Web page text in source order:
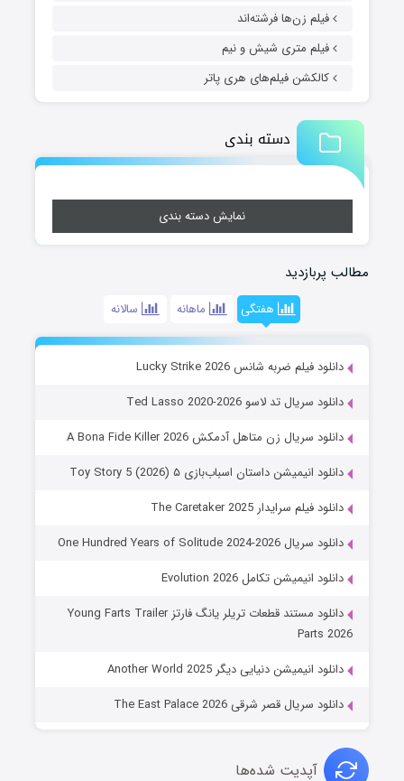
فیلم زن‌ها فرشته‌اند
فیلم متری شیش و نیم
کالکشن فیلم‌های هری پاتر
دسته بندی
نمایش دسته بندی
مطالب پربازدید
هفتگی ماهانه سالانه
دانلود فیلم ضربه شانس Lucky Strike 2026
دانلود سریال تد لاسو Ted Lasso 2020-2026
دانلود سریال زن متاهل آدمکش A Bona Fide Killer 2026
دانلود انیمیشن داستان اسباب‌بازی ۵ Toy Story 5 (2026)
دانلود فیلم سرایدار The Caretaker 2025
دانلود سریال One Hundred Years of Solitude 2024-2026
دانلود انیمیشن تکامل Evolution 2026
دانلود مستند قطعات تریلر یانگ فارتز Young Farts Trailer
Parts 2026
دانلود انیمیشن دنیایی دیگر Another World 2025
دانلود سریال قصر شرقی The East Palace 2026
آپدیت شده‌ها